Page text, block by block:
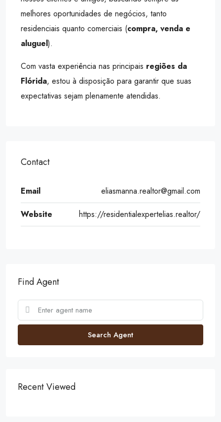
melhores oportunidades de negócios, tanto
residenciais quanto comerciais (compra, venda e
aluguel).
Com vasta experiência nas principais regiões da
Flórida, estou à disposição para garantir que suas
expectativas sejam plenamente atendidas.
Contact
Email eliasmanna.realtor@gmail.com
Website https://residentialexpertelias.realtor/
Find Agent
Search Agent
Recent Viewed